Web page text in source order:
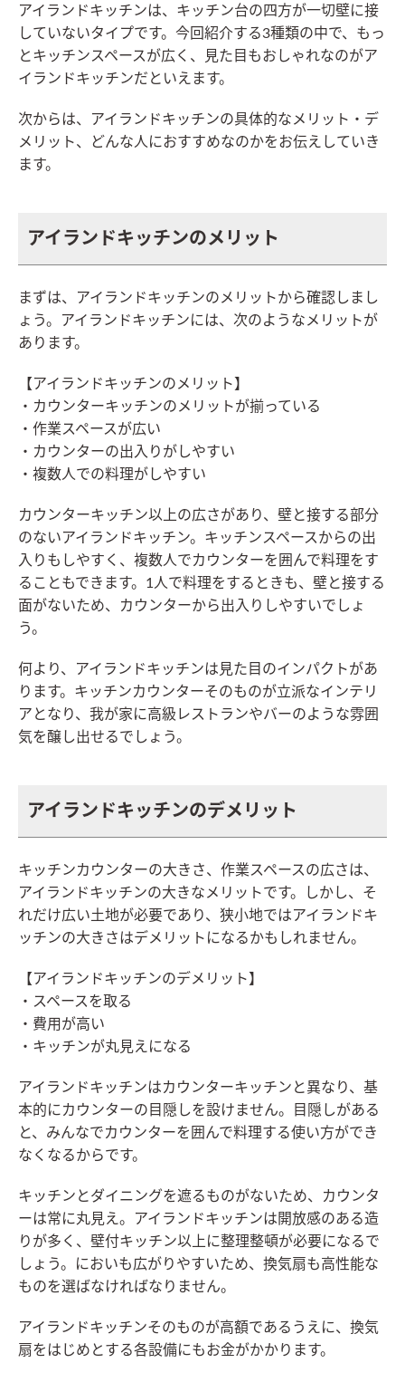
アイランドキッチンは、キッチン台の四方が一切壁に接
していないタイプです。今回紹介する3種類の中で、もっ
とキッチンスペースが広く、見た目もおしゃれなのがア
イランドキッチンだといえます。
次からは、アイランドキッチンの具体的なメリット・デ
メリット、どんな人におすすめなのかをお伝えしていき
ます。
アイランドキッチンのメリット
まずは、アイランドキッチンのメリットから確認しまし
ょう。アイランドキッチンには、次のようなメリットが
あります。
【アイランドキッチンのメリット】
・カウンターキッチンのメリットが揃っている
・作業スペースが広い
・カウンターの出入りがしやすい
・複数人での料理がしやすい
カウンターキッチン以上の広さがあり、壁と接する部分
のないアイランドキッチン。キッチンスペースからの出
入りもしやすく、複数人でカウンターを囲んで料理をす
ることもできます。1人で料理をするときも、壁と接する
面がないため、カウンターから出入りしやすいでしょ
う。
何より、アイランドキッチンは見た目のインパクトがあ
ります。キッチンカウンターそのものが立派なインテリ
アとなり、我が家に高級レストランやバーのような雰囲
気を醸し出せるでしょう。
アイランドキッチンのデメリット
キッチンカウンターの大きさ、作業スペースの広さは、
アイランドキッチンの大きなメリットです。しかし、そ
れだけ広い土地が必要であり、狭小地ではアイランドキ
ッチンの大きさはデメリットになるかもしれません。
【アイランドキッチンのデメリット】
・スペースを取る
・費用が高い
・キッチンが丸見えになる
アイランドキッチンはカウンターキッチンと異なり、基
本的にカウンターの目隠しを設けません。目隠しがある
と、みんなでカウンターを囲んで料理する使い方ができ
なくなるからです。
キッチンとダイニングを遮るものがないため、カウンタ
ーは常に丸見え。アイランドキッチンは開放感のある造
りが多く、壁付キッチン以上に整理整頓が必要になるで
しょう。においも広がりやすいため、換気扇も高性能な
ものを選ばなければなりません。
アイランドキッチンそのものが高額であるうえに、換気
扇をはじめとする各設備にもお金がかかります。